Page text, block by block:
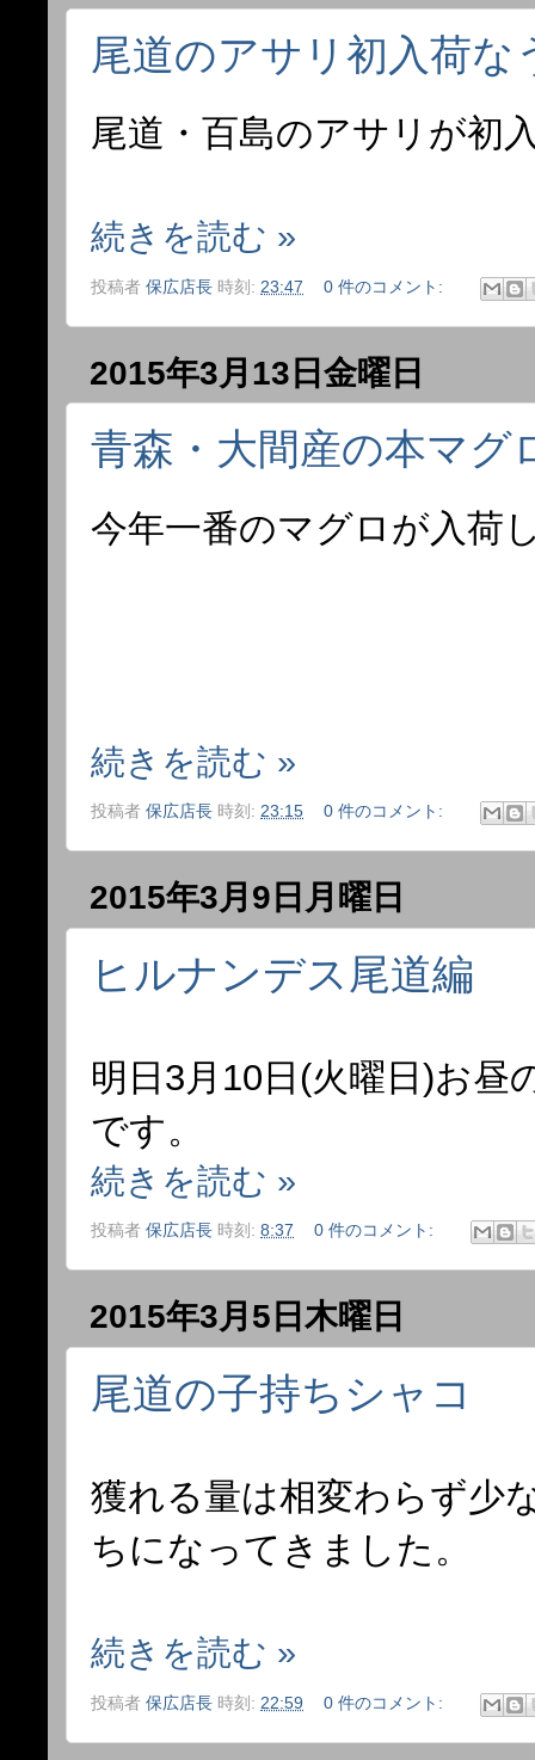
尾道のアサリ初入荷な
尾道・百島のアサリが初
続きを読む »
投稿者 保広店長 時刻: 23:47 0 件のコメント:
2015年3月13日金曜日
青森・大間産の本マグ
今年一番のマグロが入荷
続きを読む »
投稿者 保広店長 時刻: 23:15 0 件のコメント:
2015年3月9日月曜日
ヒルナンデス尾道編
明日3月10日(火曜日)お昼
です。
続きを読む »
投稿者 保広店長 時刻: 8:37 0 件のコメント:
2015年3月5日木曜日
尾道の子持ちシャコ
獲れる量は相変わらず少
ちになってきました。
続きを読む »
投稿者 保広店長 時刻: 22:59 0 件のコメント: